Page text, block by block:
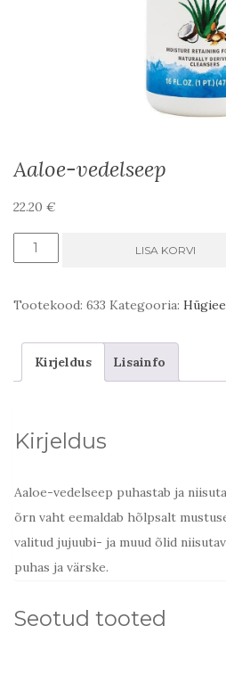
Aaloe-vedelseep
22.20 €
Aaloe-
LISA KORVI
Tootekood: 633 Kategooria:
Kirjeldus Lisainfo
Kirjeldus
Aaloe-vedelseep puhastab ja
õrn vaht eemaldab hõlpsalt
valitud jujuubi- ja muud õlid
puhas ja värske.
Seotud tooted